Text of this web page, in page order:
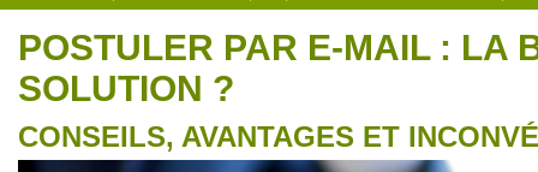
POSTULER PAR E-MAIL : LA
SOLUTION ?
CONSEILS, AVANTAGES ET